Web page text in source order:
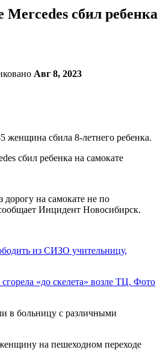
сбил ребенка
Авг 8, 2023
женщина сбила 8-летнего ребенка.
дорогу на самокате не по
Инцидент Новосибирск.
из СИЗО учительницу,
«до скелета» возле ТЦ. Фото
в больницу с различными
на пешеходном переходе